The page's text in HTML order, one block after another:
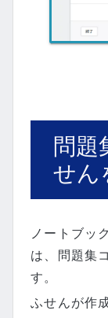
問題
せん
ノートブッ
は、問題集
す。
ふせんが作